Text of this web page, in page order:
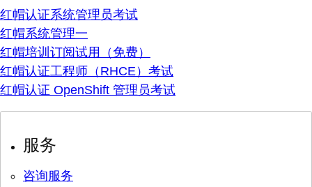
红帽认证系统管理员考试
红帽系统管理一
红帽培训订阅试用（免费）
红帽认证工程师（RHCE）考试
红帽认证 OpenShift 管理员考试
服务
咨询服务